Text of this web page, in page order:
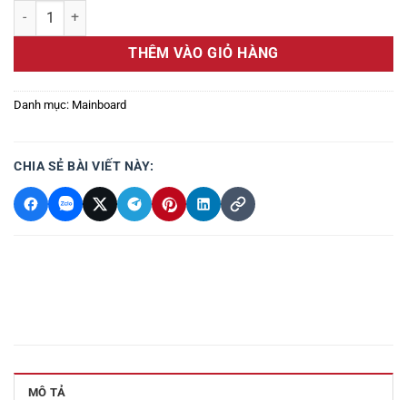
DTB193 Mainboard-HUANANZHI-H311-VHC-PLUS- số lượng
THÊM VÀO GIỎ HÀNG
Danh mục: Mainboard
CHIA SẺ BÀI VIẾT NÀY:
MÔ TẢ